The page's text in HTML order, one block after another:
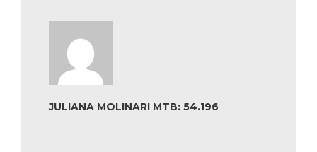
JULIANA MOLINARI MTB: 54.196